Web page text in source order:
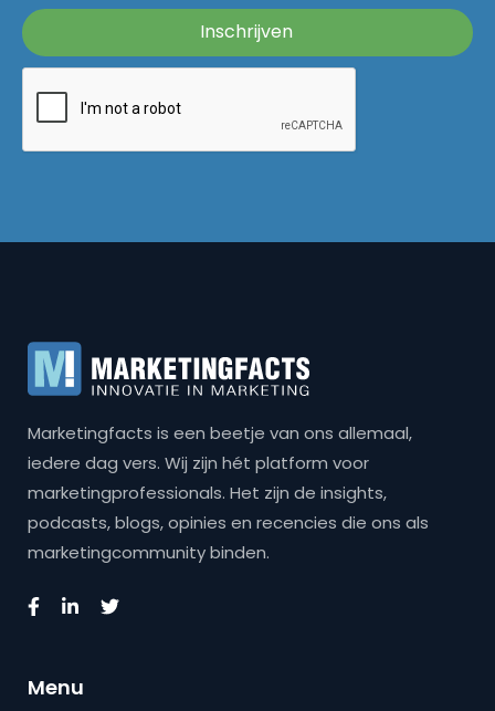
Marketingfacts is een beetje van ons allemaal,
iedere dag vers. Wij zijn hét platform voor
marketingprofessionals. Het zijn de insights,
podcasts, blogs, opinies en recencies die ons als
marketingcommunity binden.
Menu